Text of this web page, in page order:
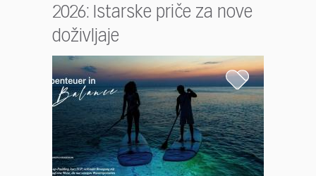
2026: Istarske priče za nove
doživljaje